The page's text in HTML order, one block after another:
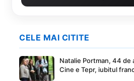
CELE MAI CITITE
Natalie Portman, 44 de
Cine e Tepr, iubitul